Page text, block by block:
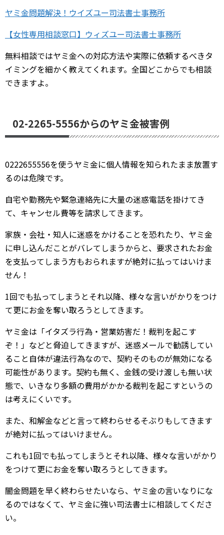
ヤミ金問題解決！ウイズユー司法書士事務所
【女性専用相談窓口】ウィズユー司法書士事務所
無料相談ではヤミ金への対応方法や実際に依頼するべきタ
イミングを細かく教えてくれます。全国どこからでも相談
できますよ。
02-2265-5556からのヤミ金被害例
0222655556を使うヤミ金に個人情報を知られたまま放置す
るのは危険です。
自宅や勤務先や緊急連絡先に大量の迷惑電話を掛けてき
て、キャンセル費等を請求してきます。
家族・会社・知人に迷惑をかけることを恐れたり、ヤミ金
に申し込んだことがバレてしまうからと、要求されたお金
を支払ってしまう方もおられますが絶対に払ってはいけま
せん！
1回でも払ってしまうとそれ以降、様々な言いがかりをつけ
て更にお金を奪い取ろうとしてきます。
ヤミ金は「イタズラ行為・営業妨害だ！裁判を起こす
ぞ！」などと脅迫してきますが、迷惑メールで勧誘してい
ること自体が違法行為なので、契約そのものが無効になる
可能性があります。契約も無く、金銭の受け渡しも無い状
態で、いきなり多額の費用がかかる裁判を起こすというの
は考えにくいです。
また、和解金などと言って終わらせるそぶりもしてきます
が絶対に払ってはいけません。
これも1回でも払ってしまうとそれ以降、様々な言いがかり
をつけて更にお金を奪い取ろうとしてきます。
闇金問題を早く終わらせたいなら、ヤミ金の言いなりにな
るのではなくて、ヤミ金に強い司法書士に相談してくださ
い。